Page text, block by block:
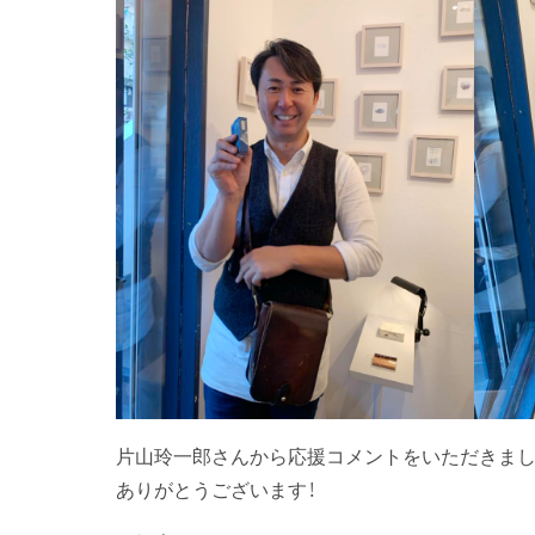
片山玲一郎さんから応援コメントをいただきま
ありがとうございます！